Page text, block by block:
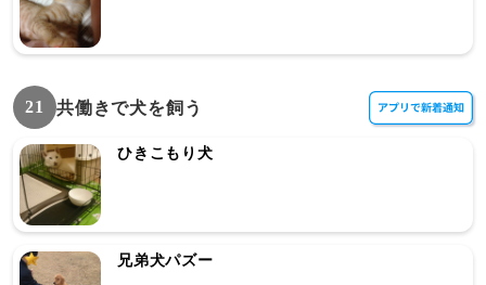
21 共働きで犬を飼う
ひきこもり犬
兄弟犬パズー